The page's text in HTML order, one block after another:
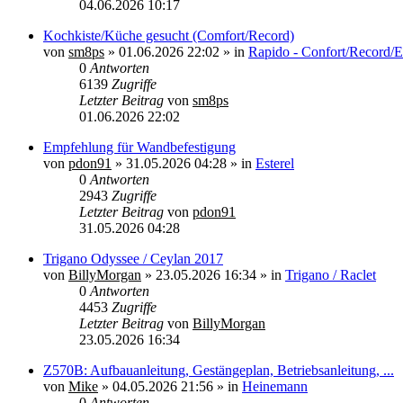
04.06.2026 10:17
Kochkiste/Küche gesucht (Comfort/Record)
von sm8ps » 01.06.2026 22:02 » in Rapido - Confort/Record/
0 Antworten
6139 Zugriffe
Letzter Beitrag von sm8ps
01.06.2026 22:02
Empfehlung für Wandbefestigung
von pdon91 » 31.05.2026 04:28 » in Esterel
0 Antworten
2943 Zugriffe
Letzter Beitrag von pdon91
31.05.2026 04:28
Trigano Odyssee / Ceylan 2017
von BillyMorgan » 23.05.2026 16:34 » in Trigano / Raclet
0 Antworten
4453 Zugriffe
Letzter Beitrag von BillyMorgan
23.05.2026 16:34
Z570B: Aufbauanleitung, Gestängeplan, Betriebsanleitung, ...
von Mike » 04.05.2026 21:56 » in Heinemann